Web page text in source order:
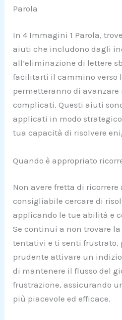
Parola
In 4 Immagini 1 Parola,
aiuti che includono dagli
all’eliminazione di lettere
facilitarti il cammino verso
permetteranno di
complicati. Questi aiuti
applicati in modo
tua capacità di risolvere
Quando è appropriato
Non avere fretta di
consigliabile cercare di
applicando le tue abilità e
Se continui a non trovare
tentativi e ti senti frustrato,
prudente attivare un
di mantenere il flusso del
frustrazione, assicurando
più piacevole ed efficace.